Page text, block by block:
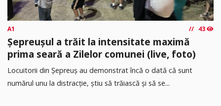
A1 43
Șepreușul a trăit la intensitate maximă
prima seară a Zilelor comunei (live, foto)
Locuitorii din Șepreuș au demonstrat încă o dată că sunt
numărul unu la distracție, știu să trăiască și să se...